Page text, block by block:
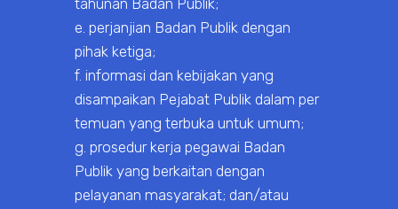
tahunan Badan Publik;
e. perjanjian Badan Publik dengan
pihak ketiga;
f. informasi dan kebijakan yang
disampaikan Pejabat Publik dalam per
temuan yang terbuka untuk umum;
g. prosedur kerja pegawai Badan
Publik yang berkaitan dengan
pelayanan masyarakat; dan/atau